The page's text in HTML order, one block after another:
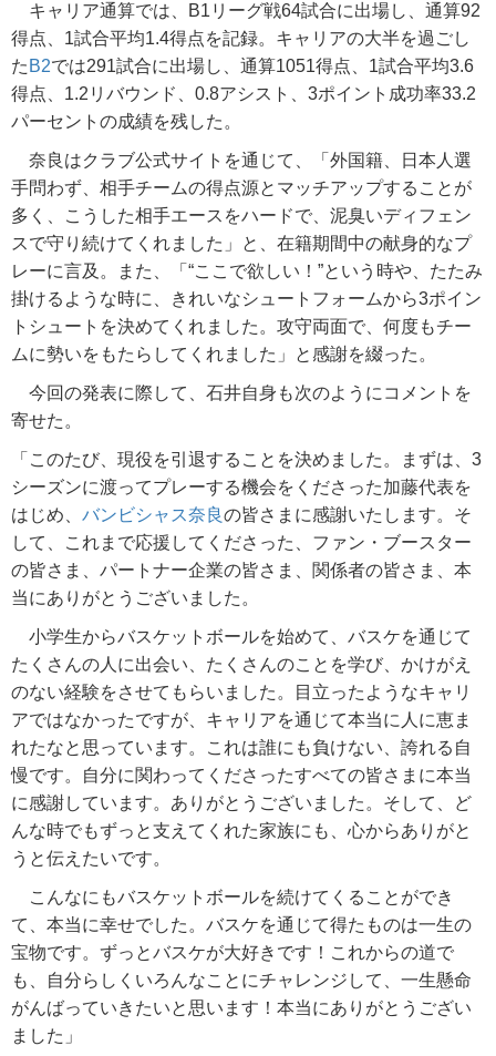
キャリア通算では、B1リーグ戦64試合に出場し、通算92
得点、1試合平均1.4得点を記録。キャリアの大半を過ごし
た B2では291試合に出場し、通算1051得点、1試合平均3.6
得点、1.2リバウンド、0.8アシスト、3ポイント成功率33.2
パーセントの成績を残した。
奈良はクラブ公式サイトを通じて、「外国籍、日本人選
手問わず、相手チームの得点源とマッチアップすることが
多く、こうした相手エースをハードで、泥臭いディフェン
スで守り続けてくれました」と、在籍期間中の献身的なプ
レーに言及。また、「“ここで欲しい！”という時や、たたみ
掛けるような時に、きれいなシュートフォームから3ポイン
トシュートを決めてくれました。攻守両面で、何度もチー
ムに勢いをもたらしてくれました」と感謝を綴った。
今回の発表に際して、石井自身も次のようにコメントを
寄せた。
「このたび、現役を引退することを決めました。まずは、3
シーズンに渡ってプレーする機会をくださった加藤代表を
はじめ、 バンビシャス奈良の皆さまに感謝いたします。そ
して、これまで応援してくださった、ファン・ブースター
の皆さま、パートナー企業の皆さま、関係者の皆さま、本
当にありがとうございました。
小学生からバスケットボールを始めて、バスケを通じて
たくさんの人に出会い、たくさんのことを学び、かけがえ
のない経験をさせてもらいました。目立ったようなキャリ
アではなかったですが、キャリアを通じて本当に人に恵ま
れたなと思っています。これは誰にも負けない、誇れる自
慢です。自分に関わってくださったすべての皆さまに本当
に感謝しています。ありがとうございました。そして、ど
んな時でもずっと支えてくれた家族にも、心からありがと
うと伝えたいです。
こんなにもバスケットボールを続けてくることができ
て、本当に幸せでした。バスケを通じて得たものは一生の
宝物です。ずっとバスケが大好きです！これからの道で
も、自分らしくいろんなことにチャレンジして、一生懸命
がんばっていきたいと思います！本当にありがとうござい
ました」